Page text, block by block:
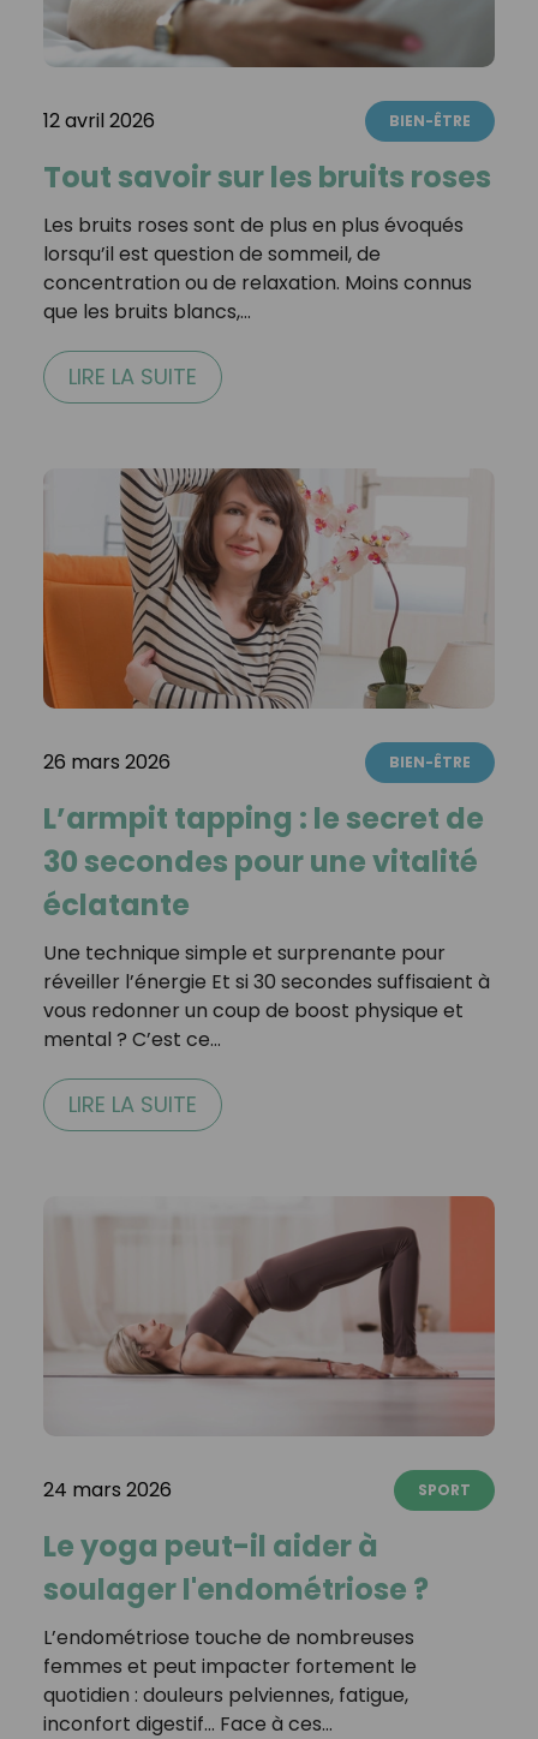
12 avril 2026 BIEN-ÊTRE
Tout savoir sur les bruits roses
Les bruits roses sont de plus en plus évoqués
lorsqu’il est question de sommeil, de
concentration ou de relaxation. Moins connus
que les bruits blancs,…
LIRE LA SUITE
26 mars 2026 BIEN-ÊTRE
L’armpit tapping : le secret de
30 secondes pour une vitalité
éclatante
Une technique simple et surprenante pour
réveiller l’énergie Et si 30 secondes suffisaient à
vous redonner un coup de boost physique et
mental ? C’est ce…
LIRE LA SUITE
24 mars 2026 SPORT
Le yoga peut-il aider à
soulager l'endométriose ?
L’endométriose touche de nombreuses
femmes et peut impacter fortement le
quotidien : douleurs pelviennes, fatigue,
inconfort digestif… Face à ces…